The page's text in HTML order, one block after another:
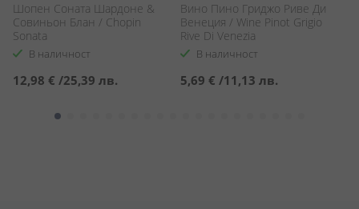
Шопен Соната Шардоне &
Совиньон Блан / Chopin
Sonata
В наличност
12,98 € /25,39 лв.
Вино Пино Гриджо Риве Ди
Венеция / Wine Pinot Grigio
Rive Di Venezia
В наличност
5,69 € /11,13 лв.